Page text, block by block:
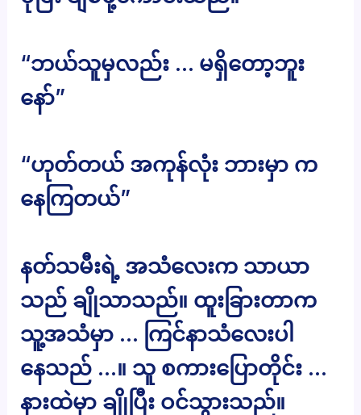
“ဘယ်သူမှလည်း … မရှိတော့ဘူး
နော်”
“ဟုတ်တယ် အကုန်လုံး ဘားမှာ က
နေကြတယ်”
နတ်သမီးရဲ့ အသံလေးက သာယာ
သည် ချိုသာသည်။ ထူးခြားတာက
သူ့အသံမှာ … ကြင်နာသံလေးပါ
နေသည် …။ သူ စကားပြောတိုင်း …
နားထဲမှာ ချိုပြီး ဝင်သွားသည်။